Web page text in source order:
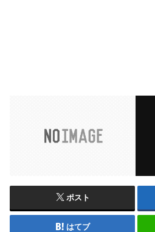
ポスト
はてブ